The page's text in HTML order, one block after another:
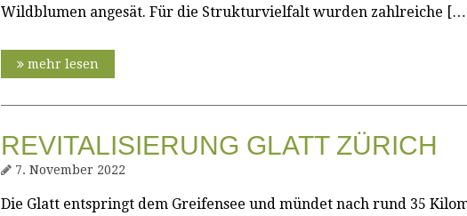
Wildblumen angesät. Für die Strukturvielfalt wurden zahlreiche
mehr lesen
REVITALISIERUNG GLATT ZÜRICH
7. November 2022
Die Glatt entspringt dem Greifensee und mündet nach rund 35